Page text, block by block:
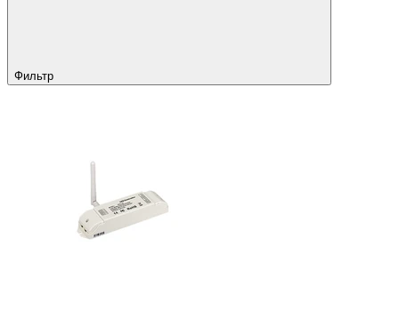
Фильтр